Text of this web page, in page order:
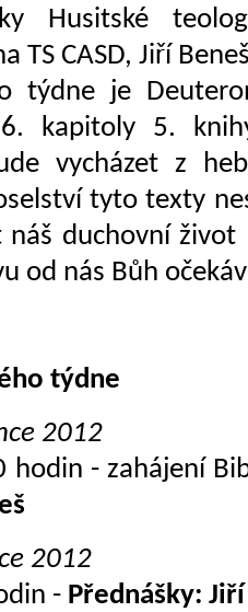
Husitské
TS CASD, Jiří
týdne je
kapitoly 5.
vycházet z
tyto texty
duchovní život
od nás Bůh
týdne
2012
hodin - zahájení
2012
- Přednášky: